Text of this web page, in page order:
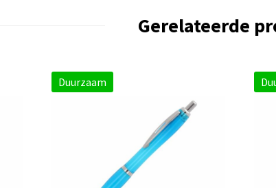
Gerelateerde
Duurzaam